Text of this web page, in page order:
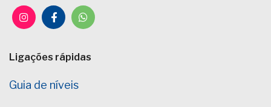
Ligações rápidas
Guia de níveis